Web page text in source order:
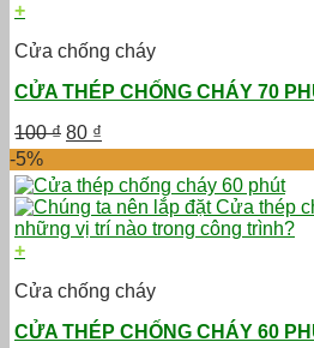
+
Cửa chống cháy
CỬA THÉP CHỐNG CHÁY 70
100₫ Giá
gốc
là:
100 ₫.
80 ₫
hiện
tại
là:
80 ₫.
-5%
+
Cửa chống cháy
CỬA THÉP CHỐNG CHÁY 60